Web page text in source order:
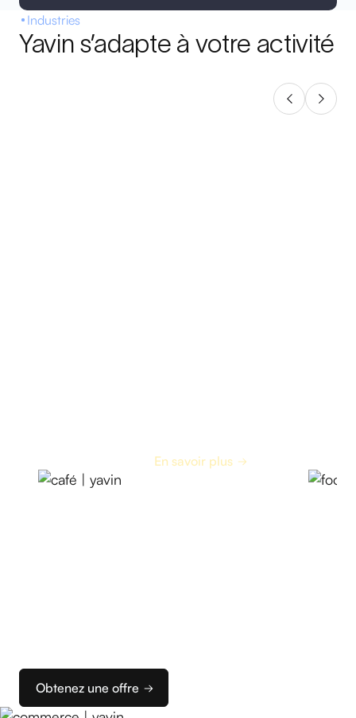
Industries
Yavin s’adapte à votre activité
En savoir plus
Obtenez une offre